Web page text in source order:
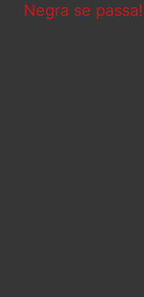
Negra se passa!